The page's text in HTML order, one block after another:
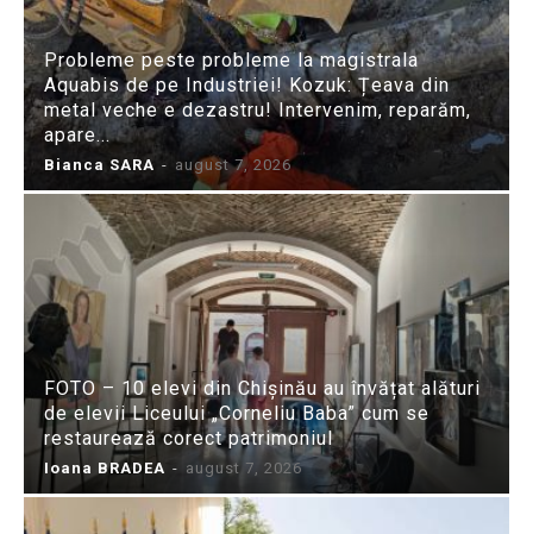
Probleme peste probleme la magistrala
Aquabis de pe Industriei! Kozuk: Țeava din
metal veche e dezastru! Intervenim, reparăm,
apare...
Bianca SARA - august 7, 2026
FOTO – 10 elevi din Chișinău au învățat alături
de elevii Liceului „Corneliu Baba” cum se
restaurează corect patrimoniul
Ioana BRADEA - august 7, 2026